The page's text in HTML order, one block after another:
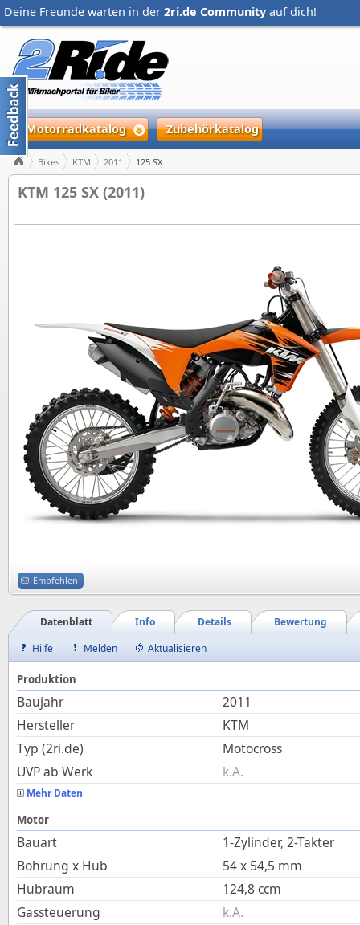
Deine Freunde warten in der 2ri.de Community auf dich!
Motorradkatalog Zubehörkatalog
Bikes KTM 2011 125 SX
KTM 125 SX (2011)
Empfehlen
Bewertung
Details
Info
Datenblatt
Hilfe
Melden Aktualisieren
Produktion
Baujahr
2011
Hersteller
KTM
Typ (2ri.de)
Motocross
UVP ab Werk
k.A.
Mehr Daten
Motor
Bauart
1-Zylinder, 2-Takter
Bohrung x Hub
54x 54,5 mm
Hubraum
124,8 ccm
Gassteuerung
k.A.